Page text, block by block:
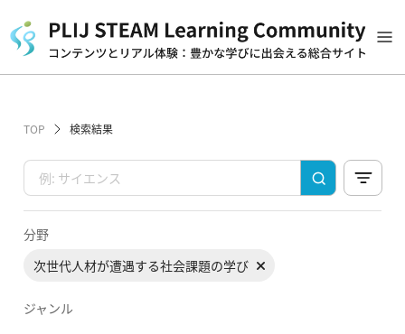
TOP 検索結果
分野
次世代人材が遭遇する社会課題の学び
ジャンル